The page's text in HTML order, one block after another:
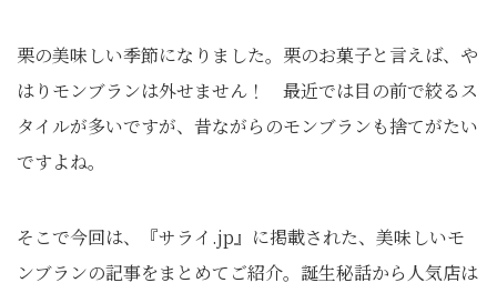
栗の美味しい季節になりました。栗のお菓子と言えば、や
はりモンブランは外せません！ 最近では目の前で絞るス
タイルが多いですが、昔ながらのモンブランも捨てがたい
ですよね。
そこで今回は、『サライ.jp』に掲載された、美味しいモ
ンブランの記事をまとめてご紹介。誕生秘話から人気店は